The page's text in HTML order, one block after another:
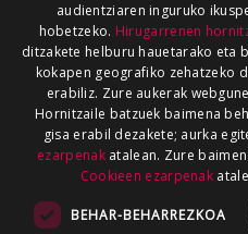
audientziaren inguruko
hobetzeko. Hirugarrenen
ditzakete helburu hauetarako eta
kokapen geografiko zehatzeko
erabiliz. Zure aukerak
Hornitzaile batzuek baimena
gisa erabil dezakete; aurka
ezarpenakatalean. Zure
Cookieen ezarpenak
BEHAR-BEHARREZKOA